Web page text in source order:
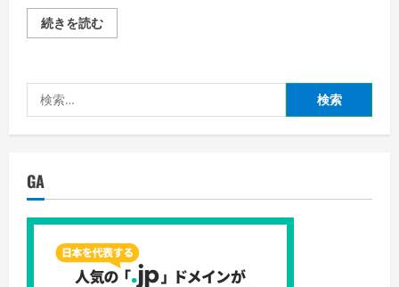
続きを読むNigate
Tale
を
く
だ
索:
GA